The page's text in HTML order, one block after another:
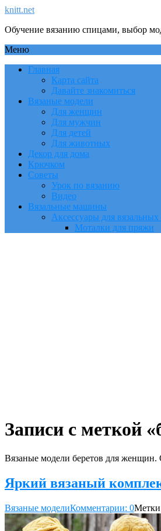
knitt.net
Обучение вязанию спицами, выбор
Меню
Главная
Карта сайта
Давайте знакомиться
Вязаные модели
Для женщин
Для мужчин
Для детей
Для животных
Декор для дома
Крючком
Советы
Урок по вязанию
Видео
Вязальные машины
Аксессуары для
Моталки для пряжи
Записи с меткой
Вязаные модели беретов для
Яркий вязаный
Вязаные моделиКомментарии: 0